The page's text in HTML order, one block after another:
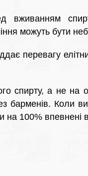
можуть бути
перевагу
спирту, а не на
барменів. Коли
100% впевнені в